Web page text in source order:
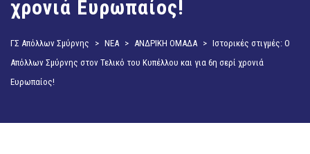
χρονιά Ευρωπαίος!
ΓΣ Απόλλων Σμύρνης > ΝΕΑ > ΑΝΔΡΙΚΗ ΟΜΑΔΑ > Ιστορικές στιγμές: Ο
Απόλλων Σμύρνης στον Τελικό του Κυπέλλου και για 6η σερί χρονιά
Ευρωπαίος!